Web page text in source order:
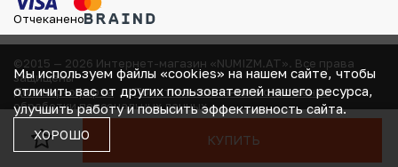
В КОРЗИНЕ
КУПИТЬ
©2015 — 2026 Интернет-магазин «NUMIZM.AT». Все права
защищены
Договор-оферта
Политика компании в отношении
обработки персональных данных
Согласие на получение рекламно-информационных
материалов
Отчеканено
Мы используем файлы «cookies» на нашем сайте, чтобы
отличить вас от других пользователей нашего ресурса,
улучшить работу и повысить эффективность сайта.
ХОРОШО